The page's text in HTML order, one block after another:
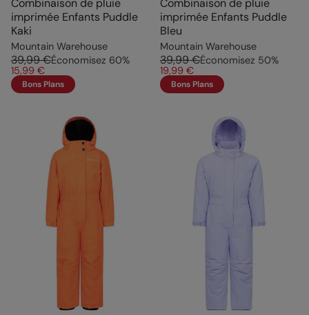
Combinaison de pluie
imprimée Enfants Puddle
Kaki
Mountain Warehouse
39,99 €Économisez 60%
15,99 €
Bons Plans
Combinaison de pluie
imprimée Enfants Puddle
Bleu
Mountain Warehouse
39,99 €Économisez 50%
19,99 €
Bons Plans